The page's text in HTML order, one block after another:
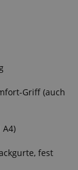
Griff (auch
fest